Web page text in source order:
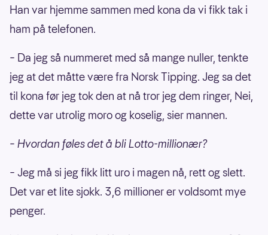
Han var hjemme sammen med kona da vi fikk tak i
ham på telefonen.
– Da jeg så nummeret med så mange nuller, tenkte
jeg at det måtte være fra Norsk Tipping. Jeg sa det
til kona før jeg tok den at nå tror jeg dem ringer, Nei,
dette var utrolig moro og koselig, sier mannen.
– Hvordan føles det å bli Lotto-millionær?
– Jeg må si jeg fikk litt uro i magen nå, rett og slett.
Det var et lite sjokk. 3,6 millioner er voldsomt mye
penger.